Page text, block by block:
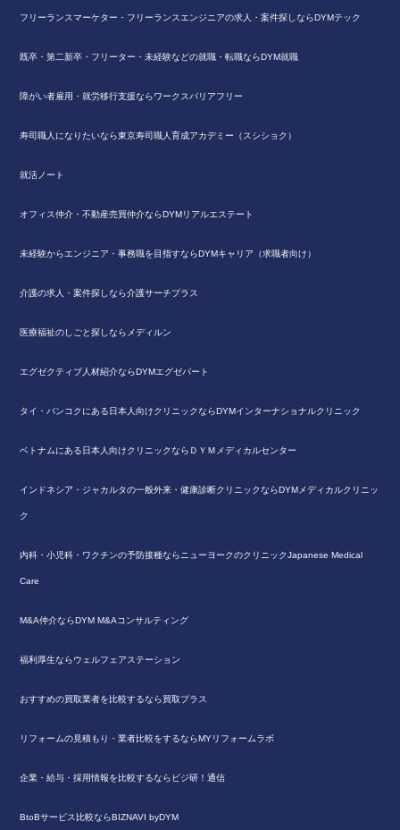
フリーランスマーケター・フリーランスエンジニアの求人・案件探しならDYMテック
既卒・第二新卒・フリーター・未経験などの就職・転職ならDYM就職
障がい者雇用・就労移行支援ならワークスバリアフリー
寿司職人になりたいなら東京寿司職人育成アカデミー（スシショク）
就活ノート
オフィス仲介・不動産売買仲介ならDYMリアルエステート
未経験からエンジニア・事務職を目指すならDYMキャリア（求職者向け）
介護の求人・案件探しなら介護サーチプラス
医療福祉のしごと探しならメディルン
エグゼクティブ人材紹介ならDYMエグゼパート
タイ・バンコクにある日本人向けクリニックならDYMインターナショナルクリニック
ベトナムにある日本人向けクリニックならＤＹＭメディカルセンター
インドネシア・ジャカルタの一般外来・健康診断クリニックならDYMメディカルクリニッ
ク
内科・小児科・ワクチンの予防接種ならニューヨークのクリニックJapanese Medical
Care
M&A仲介ならDYM M&Aコンサルティング
福利厚生ならウェルフェアステーション
おすすめの買取業者を比較するなら買取プラス
リフォームの見積もり・業者比較をするならMYリフォームラボ
企業・給与・採用情報を比較するならビジ研！通信
BtoBサービス比較ならBIZNAVI byDYM